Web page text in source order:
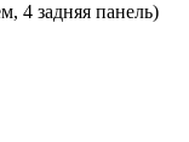
4 задняя панель)